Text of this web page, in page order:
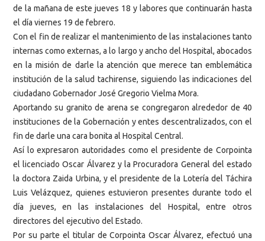
de la mañana de este jueves 18 y labores que continuarán hasta
el día viernes 19 de febrero.
Con el fin de realizar el mantenimiento de las instalaciones tanto
internas como externas, a lo largo y ancho del Hospital, abocados
en la misión de darle la atención que merece tan emblemática
institución de la salud tachirense, siguiendo las indicaciones del
ciudadano Gobernador José Gregorio Vielma Mora.
Aportando su granito de arena se congregaron alrededor de 40
instituciones de la Gobernación y entes descentralizados, con el
fin de darle una cara bonita al Hospital Central.
Así lo expresaron autoridades como el presidente de Corpointa
el licenciado Oscar Álvarez y la Procuradora General del estado
la doctora Zaida Urbina, y el presidente de la Lotería del Táchira
Luis Velázquez, quienes estuvieron presentes durante todo el
día jueves, en las instalaciones del Hospital, entre otros
directores del ejecutivo del Estado.
Por su parte el titular de Corpointa Oscar Álvarez, efectuó una